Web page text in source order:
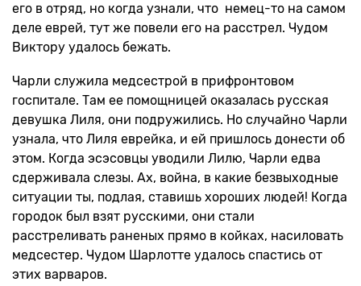
его в отряд, но когда узнали, что немец-то на самом
деле еврей, тут же повели его на расстрел. Чудом
Виктору удалось бежать.
Чарли служила медсестрой в прифронтовом
госпитале. Там ее помощницей оказалась русская
девушка Лиля, они подружились. Но случайно Чарли
узнала, что Лиля еврейка, и ей пришлось донести об
этом. Когда эсэсовцы уводили Лилю, Чарли едва
сдерживала слезы. Ах, война, в какие безвыходные
ситуации ты, подлая, ставишь хороших людей! Когда
городок был взят русскими, они стали
расстреливать раненых прямо в койках, насиловать
медсестер. Чудом Шарлотте удалось спастись от
этих варваров.